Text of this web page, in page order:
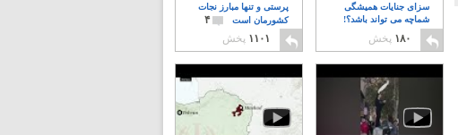
پرستی و تنها مبارز نجات
کشورمان است
۴
۱۱۰۱ پخش
سزای جنایات همیشگی
شماچه می تواند باشد؟!
۸
۱۸۰ پخش